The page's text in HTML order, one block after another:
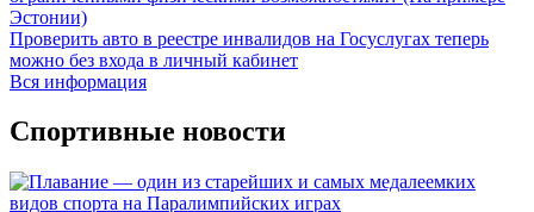
Эстонии)
Проверить авто в реестре инвалидов на Госуслугах теперь
можно без входа в личный кабинет
Вся информация
Спортивные новости